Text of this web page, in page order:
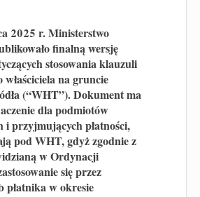
2025 r. Ministerstwo
finalną wersję
stosowania klauzuli
właściciela na gruncie
(“WHT”). Dokument ma
dla podmiotów
i przyjmujących płatności,
pod WHT, gdyż zgodnie z
w Ordynacji
się przez
płatnika w okresie